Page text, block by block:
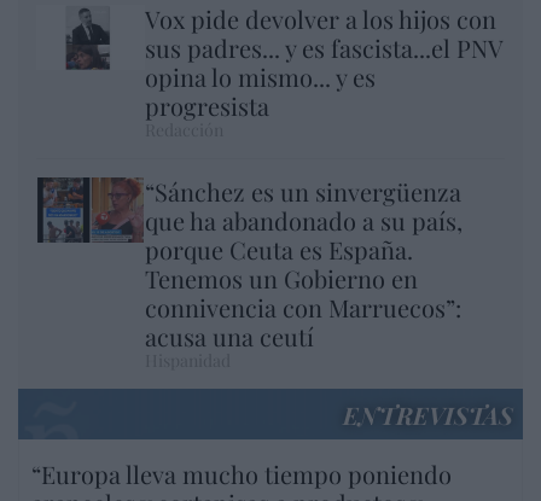
Vox pide devolver a los hijos con
sus padres... y es fascista...el PNV
opina lo mismo... y es
progresista
“Sánchez es un sinvergüenza
que ha abandonado a su país,
porque Ceuta es España.
Tenemos un Gobierno en
connivencia con Marruecos”:
acusa una ceutí
ENTREVISTAS
“Europa lleva mucho tiempo poniendo